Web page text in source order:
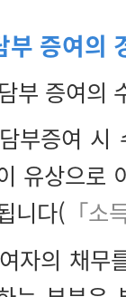
부 증여의
부 증여의
부증여 시
유상으로
니다( 「
자의 채무